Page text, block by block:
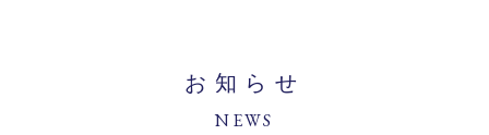
お知らせ
NEWS